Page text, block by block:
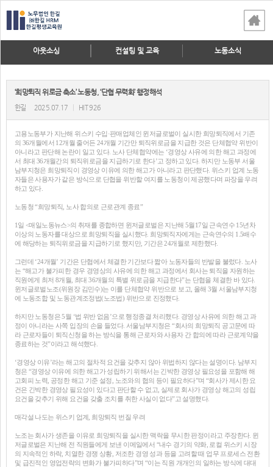
아웃소싱 컨설팅 및 교육 노동소식
‘희망퇴직 위로금 축소’ 노동청, ‘단협 무력화’ 행정해석
한길 2025.07.17 HIT 926
고용노동부가 지난해 위스키 수입·판매업체인 윈저글로벌이 실시한 희망퇴직에서 기존
의 36개월에서 12개월 줄어든 24개월 기간만 퇴직위로금을 지급한 것은 단체협약 위반이
아니라고 판단해 논란이 일고 있다. 노사 단체협약에는 ‘경영상 사유에 의한 해고 과정에
서 최대 36개월간의 퇴직위로금을 지급하기로 한다’고 정하고 있다. 하지만 노동부 서울
남부지청은 희망퇴직이 경영상 이유에 의한 해고가 아니라고 판단했다. 위스키 업계 노동
자들은 사용자가 같은 방식으로 단협을 위반할 여지를 노동청이 제공했다며 파장을 우려
하고 있다.
노동청 “희망퇴직, 노사 합의로 근로관계 종료”
1일 <매일노동뉴스>의 취재를 종합하면 윈저글로벌은 지난해 5월17일 근속연수 15년차
이상의 노동자를 대상으로 희망퇴직을 실시했다. 희망퇴직자에게는 근속연수의 1.5배수
에 해당하는 퇴직위로금을 지급하기로 했지만, 기간은 24개월로 제한했다.
그런데 ‘24개월’ 기간은 단협에서 체결한 기간보다 짧아 노동자들의 반발을 불렀다. 노사
는 “해고가 불가피한 경우 경영상의 사유에 의한 해고 과정에서 회사는 퇴직을 자원하는
직원에게 최저 8개월, 최대 36개월의 특별 위로금을 지급한다”는 단협을 체결한 바 있다.
윈저글로벌노조(위원장 김민수)는 이를 단체협약 위반으로 보고, 올해 3월 서울남부지청
에 노동조합 및 노동관계조정법(노조법) 위반으로 진정했다.
하지만 노동청은 5월 ‘법 위반 없음’으로 행정종결 처리했다. 경영상 사유에 의한 해고 과
정이 아니라는 사쪽 입장의 손을 들었다. 서울남부지청은 “회사의 희망퇴직 공고문에 따
라 근로자들이 퇴직신청을 하는 방식을 통해 근로자와 사용자 간 합의에 따라 근로계약을
종료하는 것”이라고 해석했다.
‘경영상 이유’라는 해고의 절차적 요건을 갖추지 않아 위법하지 않다는 설명이다. 남부지
청은 “경영상 이유에 의한 해고가 성립하기 위해서는 긴박한 경영상 필요성을 포함해 해
고회피 노력, 공정한 해고 기준 설정, 노조와의 협의 등이 필요하다”며 “회사가 제시한 요
건은 긴박한 경영상 필요성이 있다고 판단할 수 없고, 실제로 회사가 경영상 해고의 성립
요건을 갖추기 위해 요건을 갖출 조치를 취한 사실이 없다”고 설명했다.
매각설 나도는 위스키 업계, 희망퇴직 번질 우려
노조는 회사가 생존을 이유로 희망퇴직을 실시한 맥락을 무시한 판정이라고 주장한다. 윈
저글로벌은 지난해 전 직원들에게 보낸 이메일에서 “내수 경기의 약화, 로컬 위스키 시장
의 지속적인 하락, 치열한 경쟁 상황, 저조한 경영 성과 등을 고려할 때 업무 프로세스 전환
및 급진적인 영업전략의 변화가 불가피하다”며 “이는 직원 개개인의 일하는 방식에 대대